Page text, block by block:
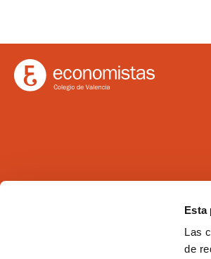
Esta
Las
de
Ilustre Colegio de Economistas de